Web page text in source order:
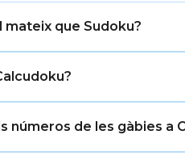
mateix que Sudoku?
en gàbies matemàtiques
ha de coincidir amb el
números de les gàbies a